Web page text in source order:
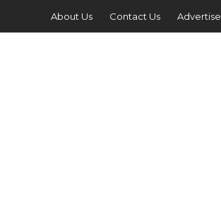
About Us Contact Us Advertise